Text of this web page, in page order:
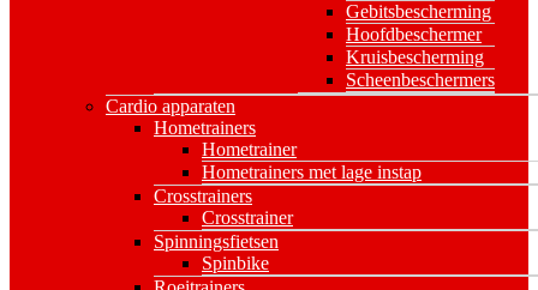
Gebitsbescherming
Hoofdbeschermer
Kruisbescherming
Scheenbeschermers
Cardio apparaten
Hometrainers
Hometrainer
Hometrainers met lage instap
Crosstrainers
Crosstrainer
Spinningsfietsen
Spinbike